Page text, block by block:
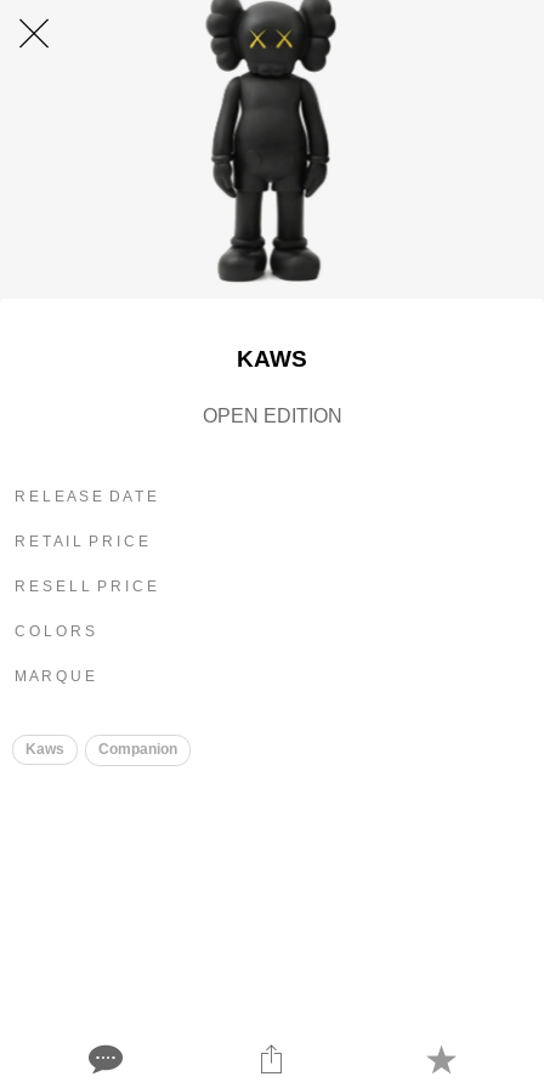
KAWS
OPEN EDITION
R E L E A S E D A T E
R E T A I L P R I C E
R E S E L L P R I C E
C O L O R S
M A R Q U E
Kaws Companion